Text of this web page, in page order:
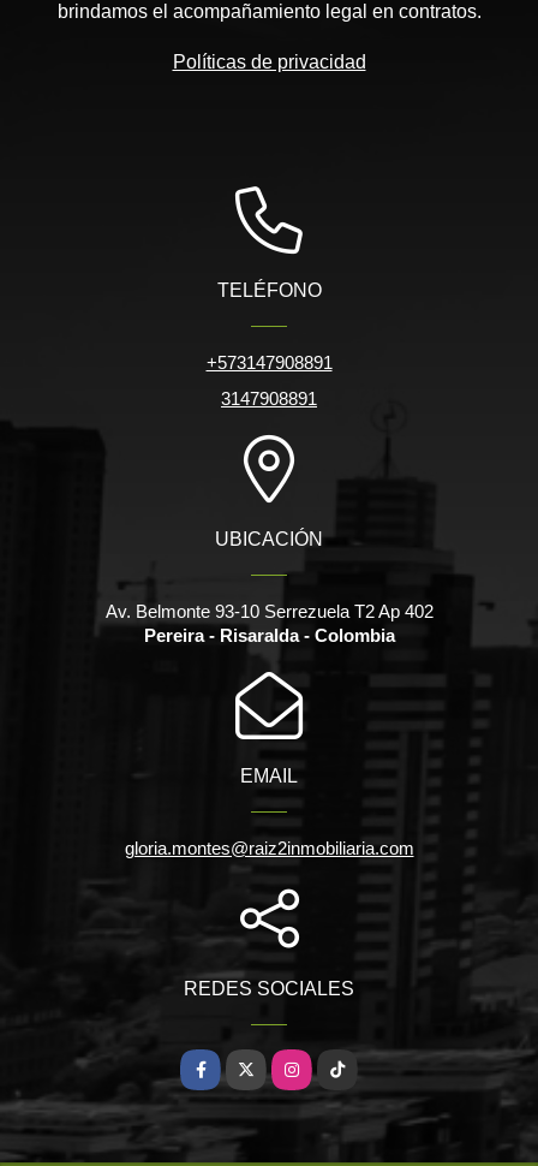
brindamos el acompañamiento legal en contratos.
Políticas de privacidad
TELÉFONO
+573147908891
3147908891
UBICACIÓN
Av. Belmonte 93-10 Serrezuela T2 Ap 402
Pereira - Risaralda - Colombia
EMAIL
gloria.montes@raiz2inmobiliaria.com
REDES SOCIALES
Facebook
X Instagram
TikTok